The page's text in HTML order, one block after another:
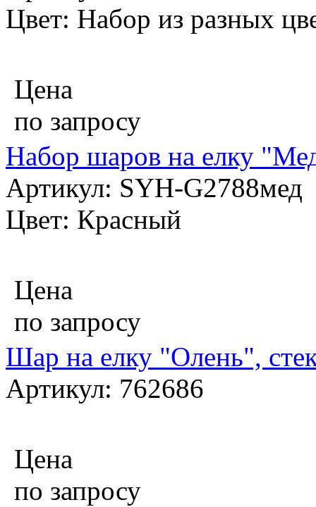
Цвет: Набор из разных
Цена
по запросу
Набор шаров на елку
Артикул: SYH-G2788мед
Цвет: Красный
Цена
по запросу
Шар на елку "Олень",
Артикул: 762686
Цена
по запросу